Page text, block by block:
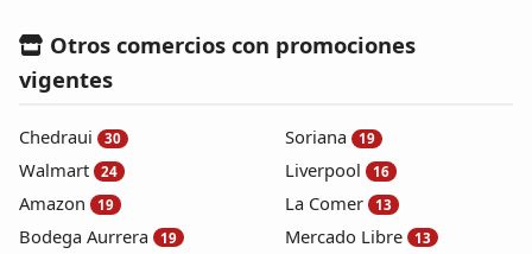
Otros comercios con promociones
vigentes
Chedraui 30
Walmart 24
Amazon 19
Bodega Aurrera 19
Soriana 19
Liverpool 16
La Comer 13
Mercado Libre 13